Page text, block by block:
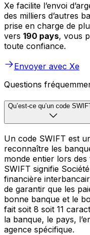
Xe facilite l’envoi
des milliers d’autres
prise en charge de
vers 190 pays, vous
toute confiance.
Envoyer avec Xe
Questions
Qu’est-ce qu’un code
Un code SWIFT est
reconnaître les
monde entier lors
SWIFT signifie
financière
de garantir que les
bonne banque et le
fait soit 8 soit 11
la banque, le pays,
agence spécifique.